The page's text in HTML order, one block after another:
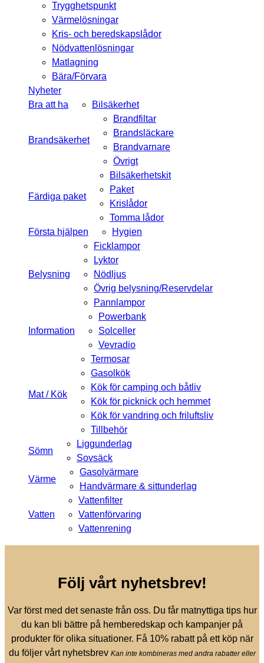
Trygghetspunkt
Värmelösningar
Kris- och beredskapslådor
Nödvattenlösningar
Matlagning
Bära/Förvara
Nyheter
Bra att ha
Bilsäkerhet
Brandsäkerhet
Brandfiltar
Brandsläckare
Brandvarnare
Övrigt
Färdiga paket
Bilsäkerhetskit
Paket
Krislådor
Tomma lådor
Första hjälpen
Hygien
Belysning
Ficklampor
Lyktor
Nödljus
Övrig belysning/Reservdelar
Pannlampor
Information
Powerbank
Solceller
Vevradio
Mat / Kök
Termosar
Gasolkök
Kök för camping och båtliv
Kök för picknick och hemmet
Kök för vandring och friluftsliv
Tillbehör
Sömn
Liggunderlag
Sovsäck
Värme
Gasolvärmare
Handvärmare & sittunderlag
Vatten
Vattenfilter
Vattenförvaring
Vattenrening
Följ vårt nyhetsbrev!
Var först med det senaste från oss. Du får matnyttiga tips hur
du kan bli bättre på hemberedskap och kampanjer på
produkter för olika situationer. Få 10% rabatt på ett köp när
du följer vårt nyhetsbrev Kan inte kombineras med andra rabatter eller